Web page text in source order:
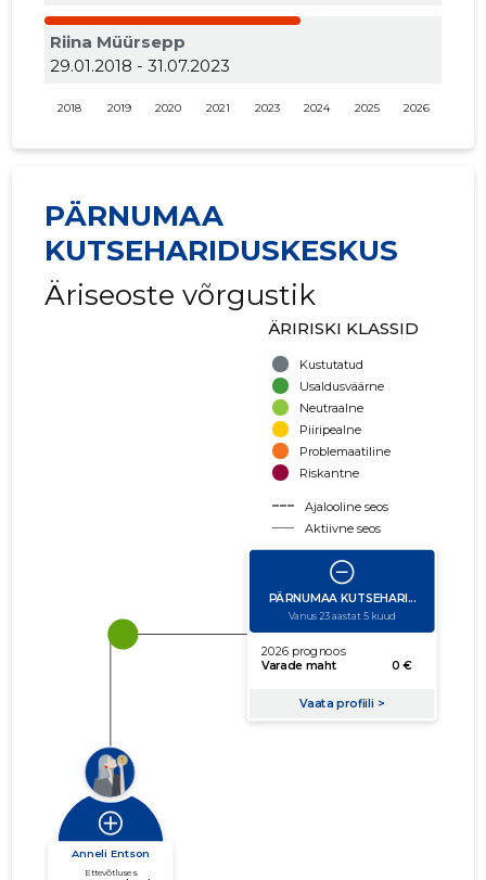
Riina Müürsepp
29.01.2018 - 31.07.2023
2018 2019 2020 2021 2023 2024 2025 2026
PÄRNUMAA
KUTSEHARIDUSKESKUS
Äriseoste võrgustik
ÄRIRISKI KLASSID
Kustutatud
Usaldusväärne
Neutraalne
Piiripealne
Problemaatiline
Riskantne
Ajalooline seos
Aktiivne seos
käibe suurus
võla suurus
Seoste laiendamine